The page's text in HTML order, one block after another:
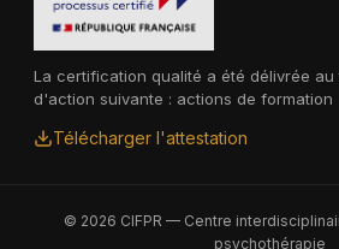
La certification qualité a été délivrée
d'action suivante : actions de formation
Télécharger l'attestation
© 2026 CIFPR — Centre
psychothérapie